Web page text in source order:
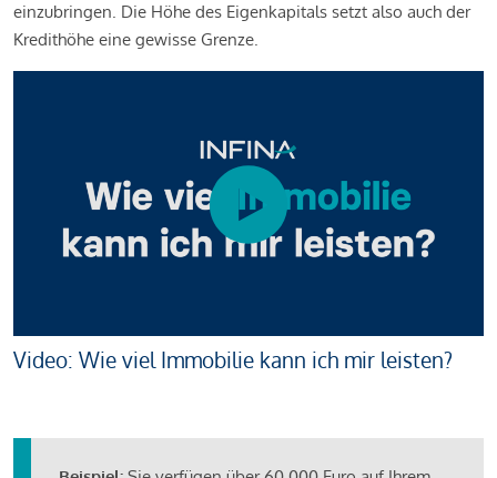
einzubringen. Die Höhe des Eigenkapitals setzt also auch der
Kredithöhe eine gewisse Grenze.
Video: Wie viel Immobilie kann ich mir leisten?